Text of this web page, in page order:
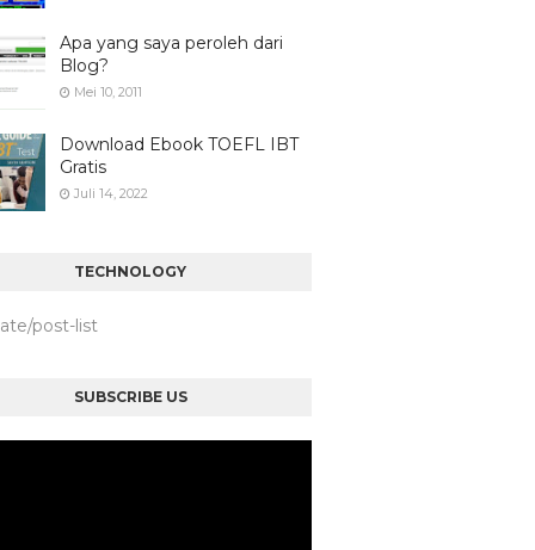
Apa yang saya peroleh dari
Blog?
Mei 10, 2011
Download Ebook TOEFL IBT
Gratis
Juli 14, 2022
TECHNOLOGY
post-list
SUBSCRIBE US